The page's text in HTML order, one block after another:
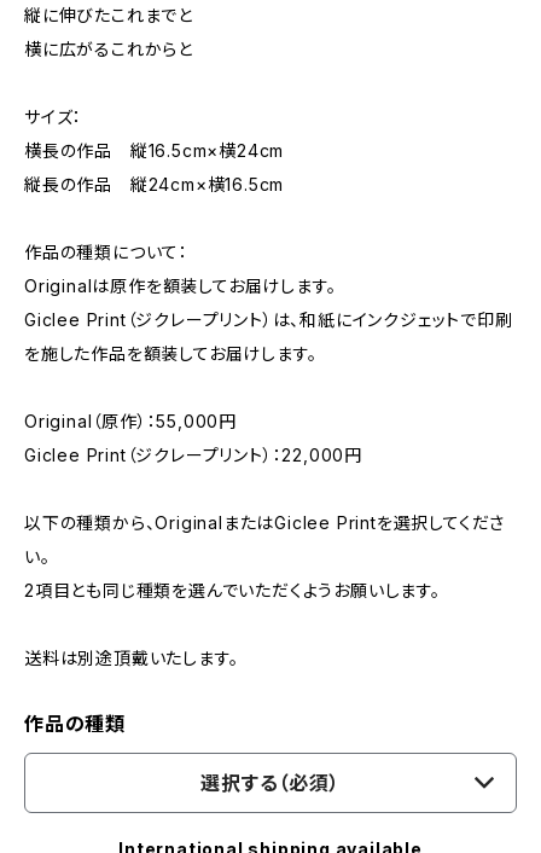
縦に伸びたこれまでと
横に広がるこれからと
サイズ：
横長の作品 縦16.5cm×横24cm
縦長の作品 縦24cm×横16.5cm
作品の種類について：
Originalは原作を額装してお届けします。
Giclee Print（ジクレープリント）は、和紙にインクジェットで印刷
を施した作品を額装してお届けします。
Original（原作）：55,000円
Giclee Print（ジクレープリント）：22,000円
以下の種類から、OriginalまたはGiclee Printを選択してくださ
い。
2項目とも同じ種類を選んでいただくようお願いします。
送料は別途頂戴いたします。
作品の種類
選択する（必須）
International shipping available